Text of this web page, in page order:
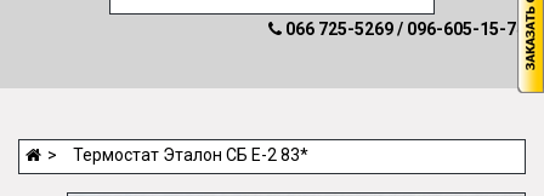
066 725-5269 / 096-605-15-74
Термостат Эталон СБ Е-2 83*